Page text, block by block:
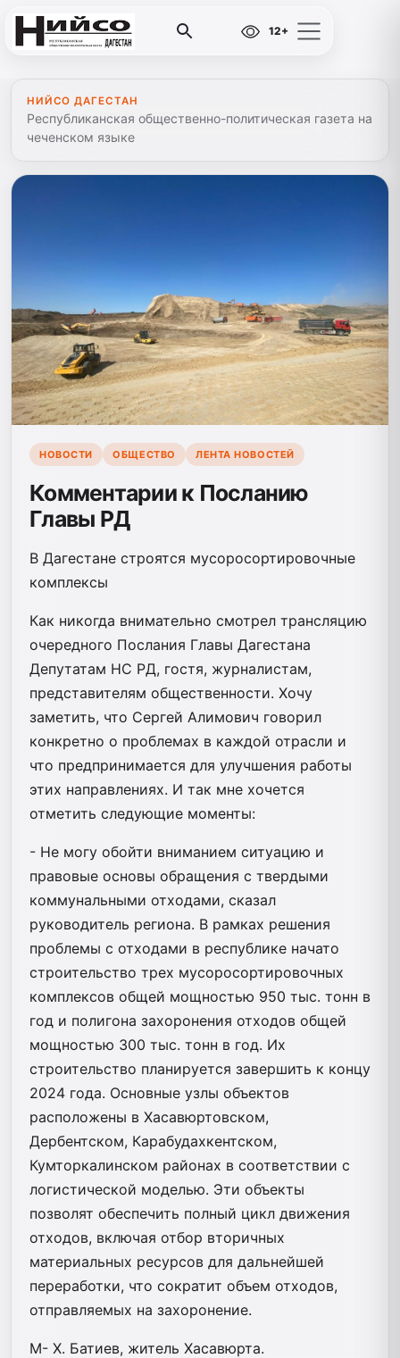
12+
НИЙСО ДАГЕСТАН
Республиканская общественно-политическая газета на
чеченском языке
НОВОСТИ ОБЩЕСТВО ЛЕНТА НОВОСТЕЙ
Комментарии к Посланию
Главы РД
В Дагестане строятся мусоросортировочные
комплексы
Как никогда внимательно смотрел трансляцию
очередного Послания Главы Дагестана
Депутатам НС РД, гостя, журналистам,
представителям общественности. Хочу
заметить, что Сергей Алимович говорил
конкретно о проблемах в каждой отрасли и
что предпринимается для улучшения работы
этих направлениях. И так мне хочется
отметить следующие моменты:
- Не могу обойти вниманием ситуацию и
правовые основы обращения с твердыми
коммунальными отходами, сказал
руководитель региона. В рамках решения
проблемы с отходами в республике начато
строительство трех мусоросортировочных
комплексов общей мощностью 950 тыс. тонн в
год и полигона захоронения отходов общей
мощностью 300 тыс. тонн в год. Их
строительство планируется завершить к концу
2024 года. Основные узлы объектов
расположены в Хасавюртовском,
Дербентском, Карабудахкентском,
Кумторкалинском районах в соответствии с
логистической моделью. Эти объекты
позволят обеспечить полный цикл движения
отходов, включая отбор вторичных
материальных ресурсов для дальнейшей
переработки, что сократит объем отходов,
отправляемых на захоронение.
М- Х. Батиев, житель Хасавюрта.